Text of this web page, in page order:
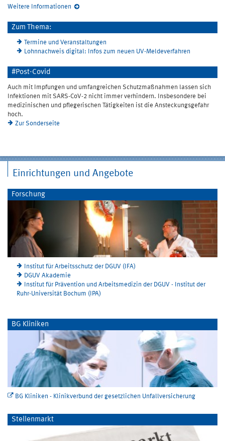
Weitere Informationen
Zum Thema:
Termine und Veranstaltungen
Lohnnachweis digital: Infos zum neuen UV-Meldeverfahren
#Post-Covid
Auch mit Impfungen und umfangreichen Schutzmaßnahmen lassen sich
Infektionen mit SARS-CoV-2 nicht immer verhindern. Insbesondere bei
medizinischen und pflegerischen Tätigkeiten ist die Ansteckungsgefahr
hoch.
Zur Sonderseite
Einrichtungen und Angebote
Forschung
Institut für Arbeitsschutz der DGUV (IFA)
DGUV Akademie
Institut für Prävention und Arbeitsmedizin der DGUV - Institut der
Ruhr-Universität Bochum (IPA)
BG Kliniken
BG Kliniken - Klinikverbund der gesetzlichen Unfallversicherung
Stellenmarkt